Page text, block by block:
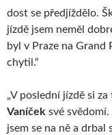
dost se předjíždělo.
jízdě jsem neměl
byl v Praze na Grand
chytil.“
„V poslední jízdě si za
Vaníček své
jsem se na ně a drbal